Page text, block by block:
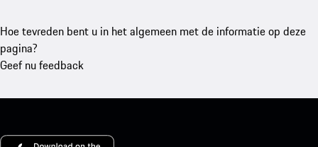
Hoe tevreden bent u in het algemeen met de informatie op deze
pagina?
Geef nu feedback